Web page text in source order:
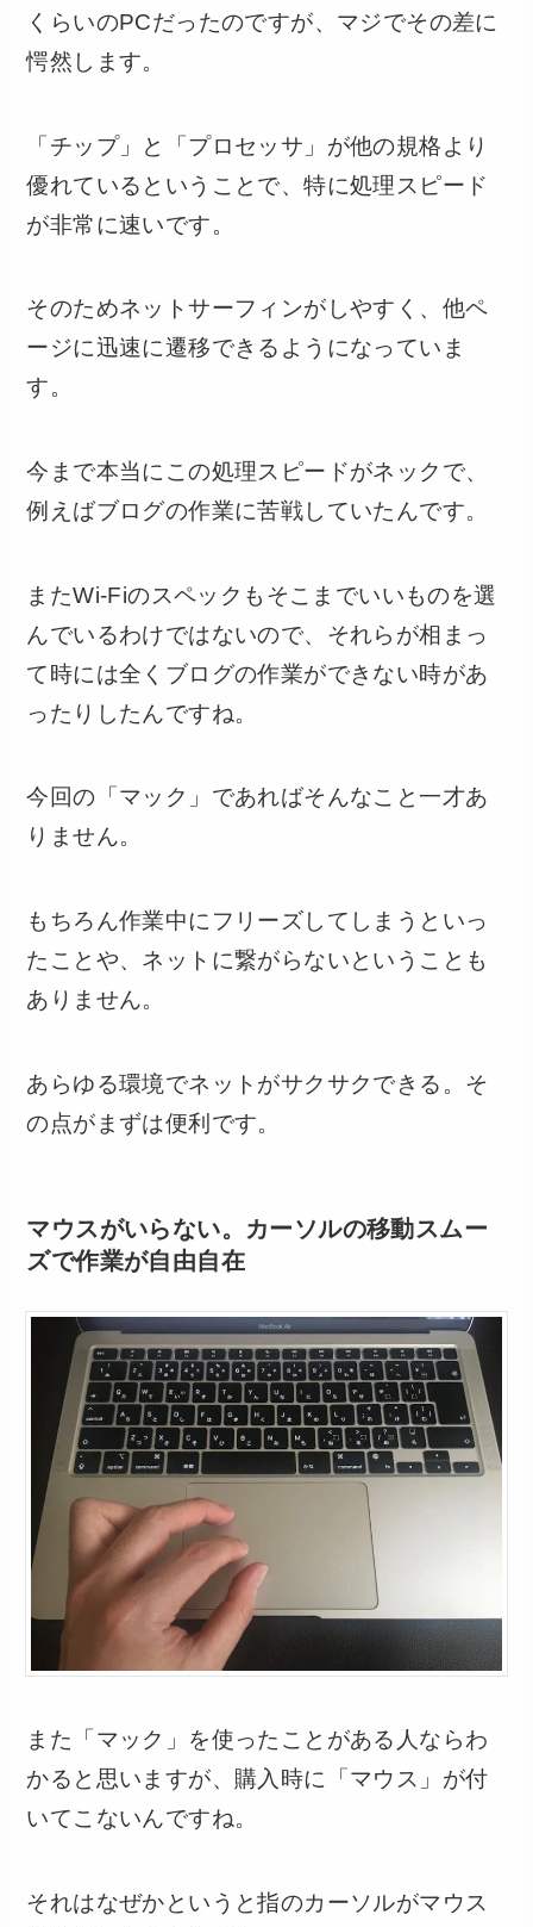
くらいのPCだったのですが、マジでその差に
愕然します。
「チップ」と「プロセッサ」が他の規格より
優れているということで、特に処理スピード
が非常に速いです。
そのためネットサーフィンがしやすく、他ペ
ージに迅速に遷移できるようになっていま
す。
今まで本当にこの処理スピードがネックで、
例えばブログの作業に苦戦していたんです。
またWi-Fiのスペックもそこまでいいものを選
んでいるわけではないので、それらが相まっ
て時には全くブログの作業ができない時があ
ったりしたんですね。
今回の「マック」であればそんなこと一才あ
りません。
もちろん作業中にフリーズしてしまうといっ
たことや、ネットに繋がらないということも
ありません。
あらゆる環境でネットがサクサクできる。そ
の点がまずは便利です。
マウスがいらない。カーソルの移動スムー
ズで作業が自由自在
また「マック」を使ったことがある人ならわ
かると思いますが、購入時に「マウス」が付
いてこないんですね。
それはなぜかというと指のカーソルがマウス